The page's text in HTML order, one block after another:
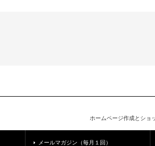
ホームページ作成とショ
メールマガジン（毎月１回）